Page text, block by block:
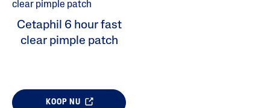
Cetaphil 6 hour fast
clear pimple patch
KOOP NU